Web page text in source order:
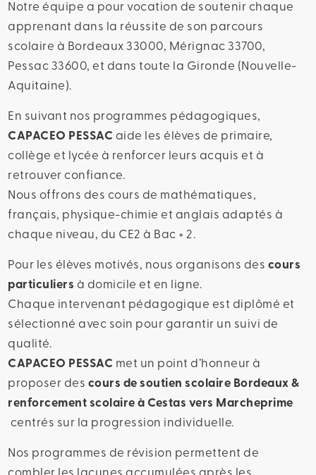
Notre équipe a pour vocation de soutenir chaque
apprenant dans la réussite de son parcours
scolaire à Bordeaux 33000, Mérignac 33700,
Pessac 33600, et dans toute la Gironde (Nouvelle-
Aquitaine).
En suivant nos programmes pédagogiques,
CAPACEO PESSAC aide les élèves de primaire,
collège et lycée à renforcer leurs acquis et à
retrouver confiance.
Nous offrons des cours de mathématiques,
français, physique-chimie et anglais adaptés à
chaque niveau, du CE2 à Bac + 2.
Pour les élèves motivés, nous organisons des cours
particuliers à domicile et en ligne.
Chaque intervenant pédagogique est diplômé et
sélectionné avec soin pour garantir un suivi de
qualité.
CAPACEO PESSAC met un point d’honneur à
proposer des cours de soutien scolaire Bordeaux &
renforcement scolaire à Cestas vers Marcheprime
centrés sur la progression individuelle.
Nos programmes de révision permettent de